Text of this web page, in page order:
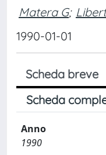
Matera G;
1990-01-01
Scheda breve
Scheda
Anno
1990